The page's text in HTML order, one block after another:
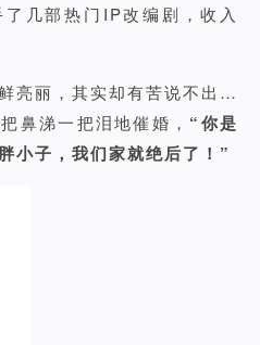
几部热门IP改编剧，收入
亮丽，其实却有苦说不出…
鼻涕一把泪地催婚， “你是
小子，我们家就绝后了！”